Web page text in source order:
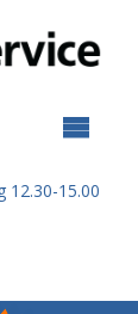
12.30-15.00